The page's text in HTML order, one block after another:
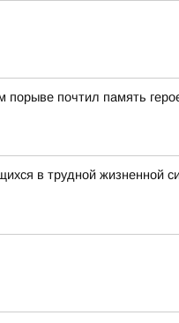
порыве почтил память
в трудной жизненной